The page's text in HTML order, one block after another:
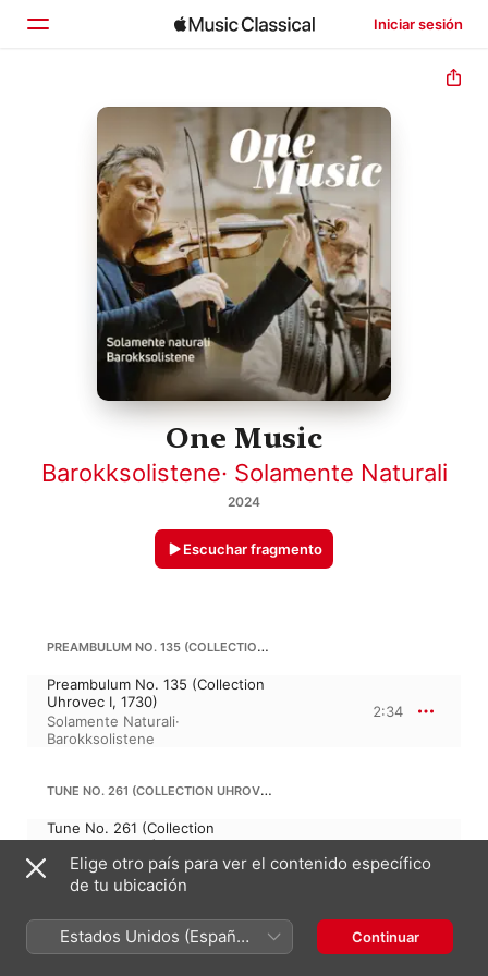
Iniciar sesión
Inicio
Explorar
Buscar
One Music
Barokksolistene· Solamente Naturali
2024
Escuchar fragmento
PREAMBULUM NO. 135 (COLLECTION UHROVEC I, 1730)
Preambulum No. 135 (Collection
Uhrovec I, 1730)
Solamente Naturali·
Barokksolistene
2:34
TUNE NO. 261 (COLLECTION UHROVEC I, 1730)
Tune No. 261 (Collection
Uhrovec I, 1730)
Solamente Naturali·
Barokksolistene
3:59
FASSANKOWJ DANCE NO. 93 (COLLECTION UHROVEC II, 19740)
Elige otro país para ver el contenido específico
de tu ubicación
Estados Unidos (Español
México)
Continuar